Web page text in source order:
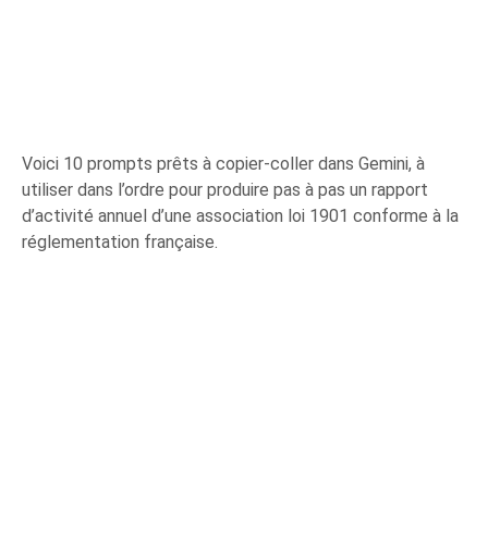
Voici 10 prompts prêts à copier-coller dans Gemini, à
utiliser dans l’ordre pour produire pas à pas un rapport
d’activité annuel d’une association loi 1901 conforme à la
réglementation française.